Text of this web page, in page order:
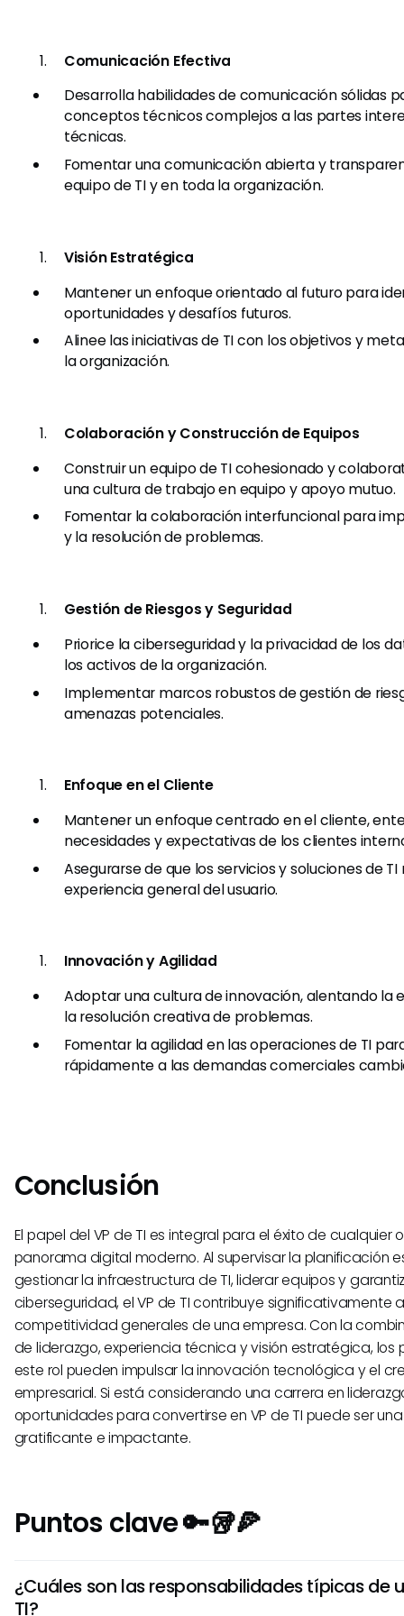
Comunicación Efectiva
Desarrolla habilidades de comunicación sólidas
conceptos técnicos complejos a las partes
técnicas.
Fomentar una comunicación abierta y
equipo de TI y en toda la organización.
Visión Estratégica
Mantener un enfoque orientado al futuro para
oportunidades y desafíos futuros.
Alinee las iniciativas de TI con los objetivos y
la organización.
Colaboración y Construcción de Equipos
Construir un equipo de TI cohesionado y
una cultura de trabajo en equipo y apoyo mutuo.
Fomentar la colaboración interfuncional para
y la resolución de problemas.
Gestión de Riesgos y Seguridad
Priorice la ciberseguridad y la privacidad de los
los activos de la organización.
Implementar marcos robustos de gestión de
amenazas potenciales.
Enfoque en el Cliente
Mantener un enfoque centrado en el cliente,
necesidades y expectativas de los clientes
Asegurarse de que los servicios y soluciones de
experiencia general del usuario.
Innovación y Agilidad
Adoptar una cultura de innovación, alentando la
la resolución creativa de problemas.
Fomentar la agilidad en las operaciones de TI
rápidamente a las demandas comerciales
Conclusión
El papel del VP de TI es integral para el éxito de cualquier
panorama digital moderno. Al supervisar la planificación
gestionar la infraestructura de TI, liderar equipos y
ciberseguridad, el VP de TI contribuye significativamente
competitividad generales de una empresa. Con la
de liderazgo, experiencia técnica y visión estratégica, los
este rol pueden impulsar la innovación tecnológica y el
empresarial. Si está considerando una carrera en
oportunidades para convertirse en VP de TI puede ser
gratificante e impactante.
Puntos clave 🔑🥡🍕
¿Cuáles son las responsabilidades típicas de
TI?